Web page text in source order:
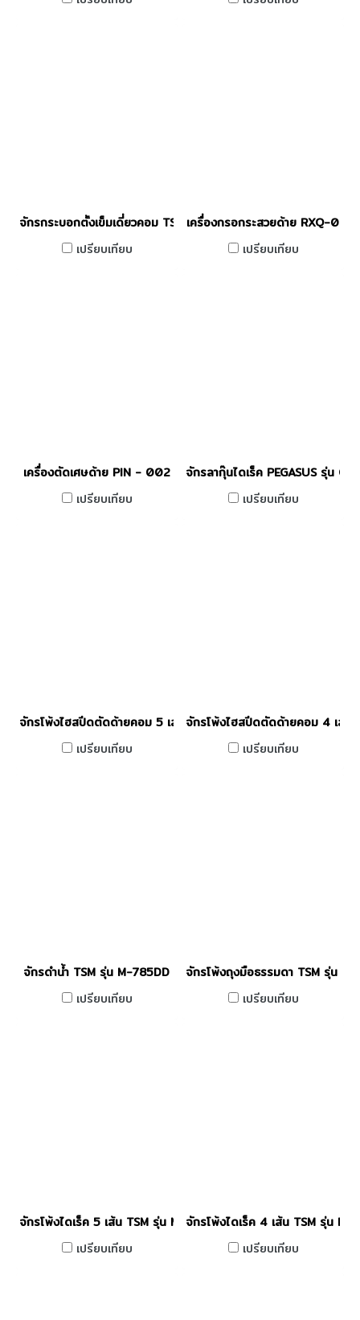
จักรกระบอกตั้งเข็มเดี่ยวคอม TSM รุ่น M-5861-D
เปรียบเทียบ
เครื่องกรอกระสวยด้าย RXQ-01
เปรียบเทียบ
เครื่องตัดเศษด้าย PIN - 002
เปรียบเทียบ
จักรลากุ๊นไดเร็ค PEGASUS รุ่น
เปรียบเทียบ
จักรโพ้งไฮสปีดตัดด้ายคอม 5 เส้น PEGASUS รุ่น M32-5/333-
เปรียบเทียบ
จักรโพ้งไฮสปีดตัดด้ายคอม 4 เส้
เปรียบเทียบ
จักรดำน้ำ TSM รุ่น M-785DD
เปรียบเทียบ
จักรโพ้งถุงมือธรรมดา TSM รุ่น
เปรียบเทียบ
จักรโพ้งไดเร็ค 5 เส้น TSM รุ่น M3-5
เปรียบเทียบ
จักรโพ้งไดเร็ค 4 เส้น TSM รุ่น
เปรียบเทียบ